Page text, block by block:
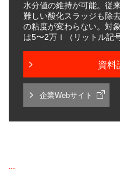
水分値の維持が可能。従
難しい酸化スラッジも除
の粘度が変わらない。対
は5〜2万ｌ（リットル記
資料
企業Webサイト